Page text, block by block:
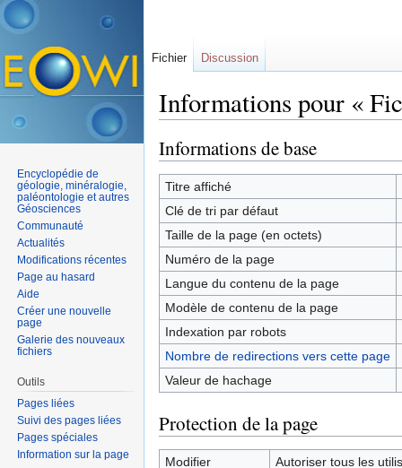
Informations pour «
Informations de base
Titre affiché
Clé de tri par défaut
Taille de la page (en octets)
Numéro de la page
Langue du contenu de la page
Modèle de contenu de la page
Indexation par robots
Nombre de redirections vers cette page
Valeur de hachage
Protection de la page
Modifier
Autoriser tous les
Fichier Discussion
Encyclopédie de
géologie, minéralogie,
paléontologie et autres
Géosciences
Communauté
Actualités
Modifications récentes
Page au hasard
Aide
Créer une nouvelle
page
Galerie des nouveaux
fichiers
Outils
Pages liées
Suivi des pages liées
Pages spéciales
Information sur la page